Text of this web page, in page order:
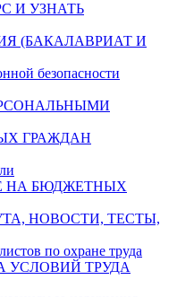
И УЗНАТЬ
(БАКАЛАВРИАТ И
безопасности
ГРАЖДАН
НА БЮДЖЕТНЫХ
НОВОСТИ, ТЕСТЫ,
по охране труда
УСЛОВИЙ ТРУДА